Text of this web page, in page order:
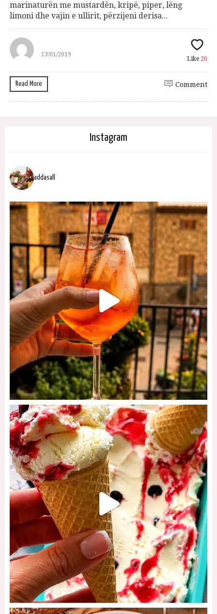
marinaturën me mustardën, kripë, piper, lëng
limoni dhe vajin e ullirit, përzijeni derisa...
13/01/2019
Like 20
Read More Comment
Instagram
addasall